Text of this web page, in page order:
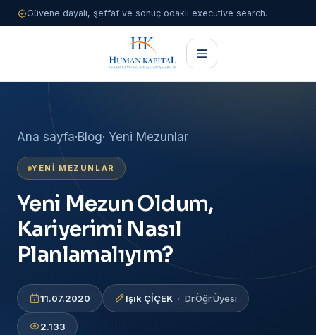
Güvene dayalı, şeffaf ve sonuç odaklı executive search.
Ana sayfa·Blog· Yeni Mezunlar
YENI MEZUNLAR
Yeni Mezun Oldum,
Kariyerimi Nasıl
Planlamalıyım?
11.07.2020 Işık ÇİÇEK Dr.Öğr.Üyesi
2.133